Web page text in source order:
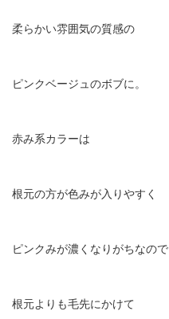
柔らかい雰囲気の質感の
ピンクベージュのボブに。
赤み系カラーは
根元の方が色みが入りやすく
ピンクみが濃くなりがちなので
根元よりも毛先にかけて